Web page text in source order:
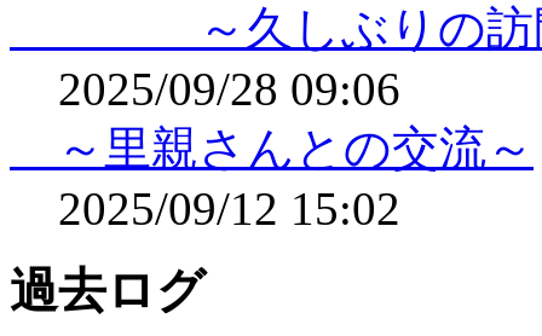
～久しぶりの訪
2025/09/28 09:06
～里親さんとの交流～
2025/09/12 15:02
過去ログ